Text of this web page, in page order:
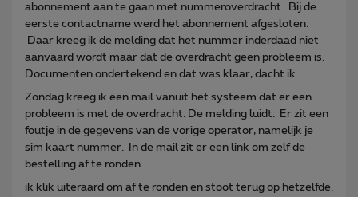
abonnement aan te gaan met nummeroverdracht. Bij de
eerste contactname werd het abonnement afgesloten.
Daar kreeg ik de melding dat het nummer inderdaad niet
aanvaard wordt maar dat de overdracht geen probleem is.
Documenten ondertekend en dat was klaar, dacht ik.
Zondag kreeg ik een mail vanuit het systeem dat er een
probleem is met de overdracht. De melding luidt: Er zit een
foutje in de gegevens van de vorige operator, namelijk je
sim kaart nummer. In de mail zit er een link om zelf de
bestelling af te ronden
ik klik uiteraard om af te ronden en stoot terug op hetzelfde.